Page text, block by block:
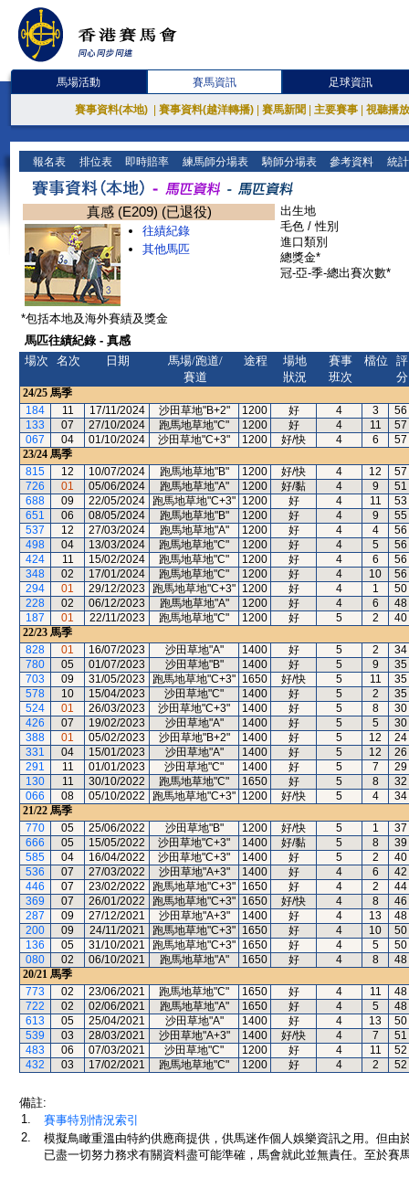
馬場活動 賽馬資訊 足球資訊
賽事資料(本地) 賽事資料(越洋轉播) 賽馬新聞 主要賽事 視聽播
報名表 排位表 即時賠率 練馬師分場表 騎師分場表 參考資料 統
真感 (E209) (已退役)
往績紀錄
其他馬匹
出生地
毛色 / 性別
進口類別
總獎金*
冠-亞-季-總出賽次數*
*包括本地及海外賽績及獎金
馬匹往績紀錄 - 真感
場次
名次 日期
馬場/跑道/
賽道
途程
場地
狀況
賽事
班次
檔位
評
分
24/25 馬季
184
11 17/11/2024 沙田草地"B+2" 1200 好 4 3
56
133
07 27/10/2024 跑馬地草地"C" 1200 好 4 11
57
067
04 01/10/2024 沙田草地"C+3" 1200 好/快 4 6
57
23/24 馬季
815
12 10/07/2024 跑馬地草地"B" 1200 好/快 4 12
57
726
01 05/06/2024 跑馬地草地"A" 1200 好/黏 4 9
51
688
09 22/05/2024 跑馬地草地"C+3" 1200 好 4 11
53
651
06 08/05/2024 跑馬地草地"B" 1200 好 4 9
55
537
12 27/03/2024 跑馬地草地"A" 1200 好 4 4
56
498
04 13/03/2024 跑馬地草地"C" 1200 好 4 5
56
424
11 15/02/2024 跑馬地草地"C" 1200 好 4 6
56
348
02 17/01/2024 跑馬地草地"C" 1200 好 4 10
56
294
01 29/12/2023 跑馬地草地"C+3" 1200 好 4 1
50
228
02 06/12/2023 跑馬地草地"A" 1200 好 4 6
48
187
01 22/11/2023 跑馬地草地"C" 1200 好 5 2
40
22/23 馬季
828
01 16/07/2023 沙田草地"A" 1400 好 5 2
34
780
05 01/07/2023 沙田草地"B" 1400 好 5 9
35
703
09 31/05/2023 跑馬地草地"C+3" 1650 好/快 5 11
35
578
10 15/04/2023 沙田草地"C" 1400 好 5 2
35
524
01 26/03/2023 沙田草地"C+3" 1400 好 5 8
30
426
07 19/02/2023 沙田草地"A" 1400 好 5 5
30
388
01 05/02/2023 沙田草地"B+2" 1400 好 5 12
24
331
04 15/01/2023 沙田草地"A" 1400 好 5 12
26
291
11 01/01/2023 沙田草地"C" 1400 好 5 7
29
130
11 30/10/2022 跑馬地草地"C" 1650 好 5 8
32
066
08 05/10/2022 跑馬地草地"C+3" 1200 好/快 5 4
34
21/22 馬季
770
05 25/06/2022 沙田草地"B" 1200 好/快 5 1
37
666
05 15/05/2022 沙田草地"C+3" 1400 好/黏 5 8
39
585
04 16/04/2022 沙田草地"C+3" 1400 好 5 2
40
536
07 27/03/2022 沙田草地"A+3" 1400 好 4 6
42
446
07 23/02/2022 跑馬地草地"C+3" 1650 好 4 2
44
369
07 26/01/2022 跑馬地草地"C+3" 1650 好/快 4 8
46
287
09 27/12/2021 沙田草地"A+3" 1400 好 4 13
48
200
09 24/11/2021 跑馬地草地"C+3" 1650 好 4 10
50
136
05 31/10/2021 跑馬地草地"C+3" 1650 好 4 5
50
080
02 06/10/2021 跑馬地草地"A" 1650 好 4 8
48
20/21 馬季
773
02 23/06/2021 跑馬地草地"C" 1650 好 4 11
48
722
02 02/06/2021 跑馬地草地"A" 1650 好 4 5
48
613
05 25/04/2021 沙田草地"A" 1400 好 4 13
50
539
03 28/03/2021 沙田草地"A+3" 1400 好/快 4 7
51
483
06 07/03/2021 沙田草地"C" 1200 好 4 11
52
432
03 17/02/2021 跑馬地草地"C" 1200 好 4 2 52
備註:
1.
賽事特別情況索引
2.
模擬鳥瞰重溫由特約供應商提供，供馬迷作個人娛樂資訊之用。但
已盡一切努力務求有關資料盡可能準確，馬會就此並無責任。至於賽